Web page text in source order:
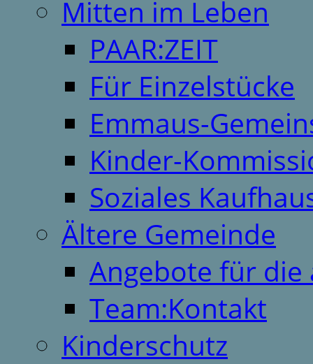
Mitten im Leben
PAAR:ZEIT
Für Einzelstücke
Emmaus-
Kinder-
Soziales
Ältere Gemeinde
Angebote für
Team:Kontakt
Kinderschutz